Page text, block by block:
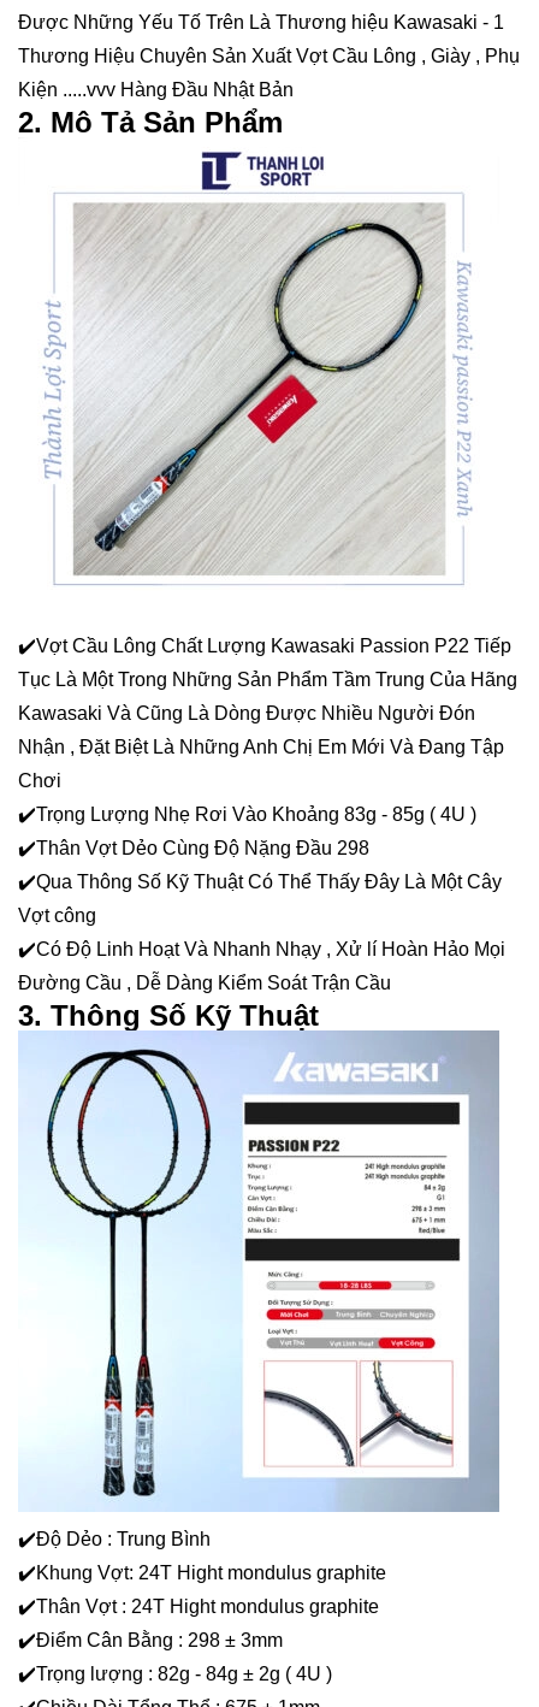
Được Những Yếu Tố Trên Là Thương hiệu Kawasaki - 1
Thương Hiệu Chuyên Sản Xuất Vợt Cầu Lông , Giày , Phụ
Kiện .....vvv Hàng Đầu Nhật Bản
2. Mô Tả Sản Phẩm
✔️Vợt Cầu Lông Chất Lượng Kawasaki Passion P22 Tiếp
Tục Là Một Trong Những Sản Phẩm Tầm Trung Của Hãng
Kawasaki Và Cũng Là Dòng Được Nhiều Người Đón
Nhận , Đặt Biệt Là Những Anh Chị Em Mới Và Đang Tập
Chơi
✔️Trọng Lượng Nhẹ Rơi Vào Khoảng 83g - 85g ( 4U )
✔️Thân Vợt Dẻo Cùng Độ Nặng Đầu 298
✔️Qua Thông Số Kỹ Thuật Có Thể Thấy Đây Là Một Cây
Vợt công
✔️Có Độ Linh Hoạt Và Nhanh Nhạy , Xử lí Hoàn Hảo Mọi
Đường Cầu , Dễ Dàng Kiểm Soát Trận Cầu
3. Thông Số Kỹ Thuật
✔️Độ Dẻo : Trung Bình
✔️Khung Vợt: 24T Hight mondulus graphite
✔️Thân Vợt : 24T Hight mondulus graphite
✔️Điểm Cân Bằng : 298 ± 3mm
✔️Trọng lượng : 82g - 84g ± 2g ( 4U )